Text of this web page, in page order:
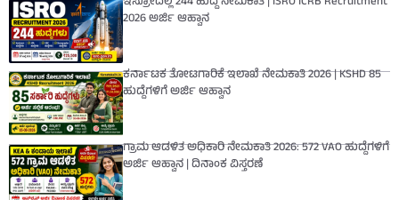
2026 ಅರ್ಜಿ ಆಹ್ವಾನ
ಕರ್ನಾಟಕ ತೋಟಗಾರಿಕೆ ಇಲಾಖೆ ನೇಮಕಾತಿ 2026 | KSHD 85
ಹುದ್ದೆಗಳಿಗೆ ಅರ್ಜಿ ಆಹ್ವಾನ
ಗ್ರಾಮ ಆಡಳಿತ ಅಧಿಕಾರಿ ನೇಮಕಾತಿ 2026: 572 VAO ಹುದ್ದೆಗಳಿಗೆ
ಅರ್ಜಿ ಆಹ್ವಾನ | ದಿನಾಂಕ ವಿಸ್ತರಣೆ